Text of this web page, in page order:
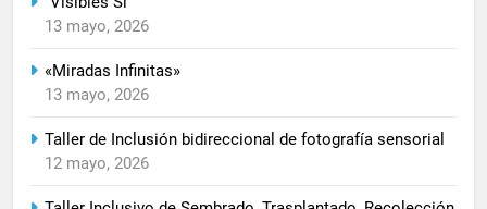
13 mayo, 2026
«Miradas Infinitas»
13 mayo, 2026
Taller de Inclusión bidireccional de fotografía sensorial
12 mayo, 2026